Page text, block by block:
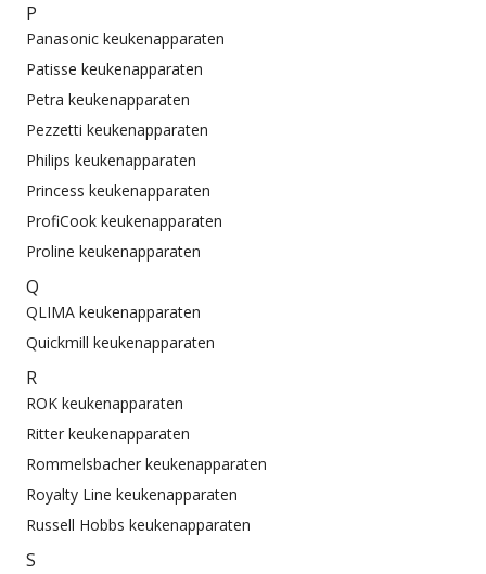
P
Panasonic keukenapparaten
Patisse keukenapparaten
Petra keukenapparaten
Pezzetti keukenapparaten
Philips keukenapparaten
Princess keukenapparaten
ProfiCook keukenapparaten
Proline keukenapparaten
Q
QLIMA keukenapparaten
Quickmill keukenapparaten
R
ROK keukenapparaten
Ritter keukenapparaten
Rommelsbacher keukenapparaten
Royalty Line keukenapparaten
Russell Hobbs keukenapparaten
S